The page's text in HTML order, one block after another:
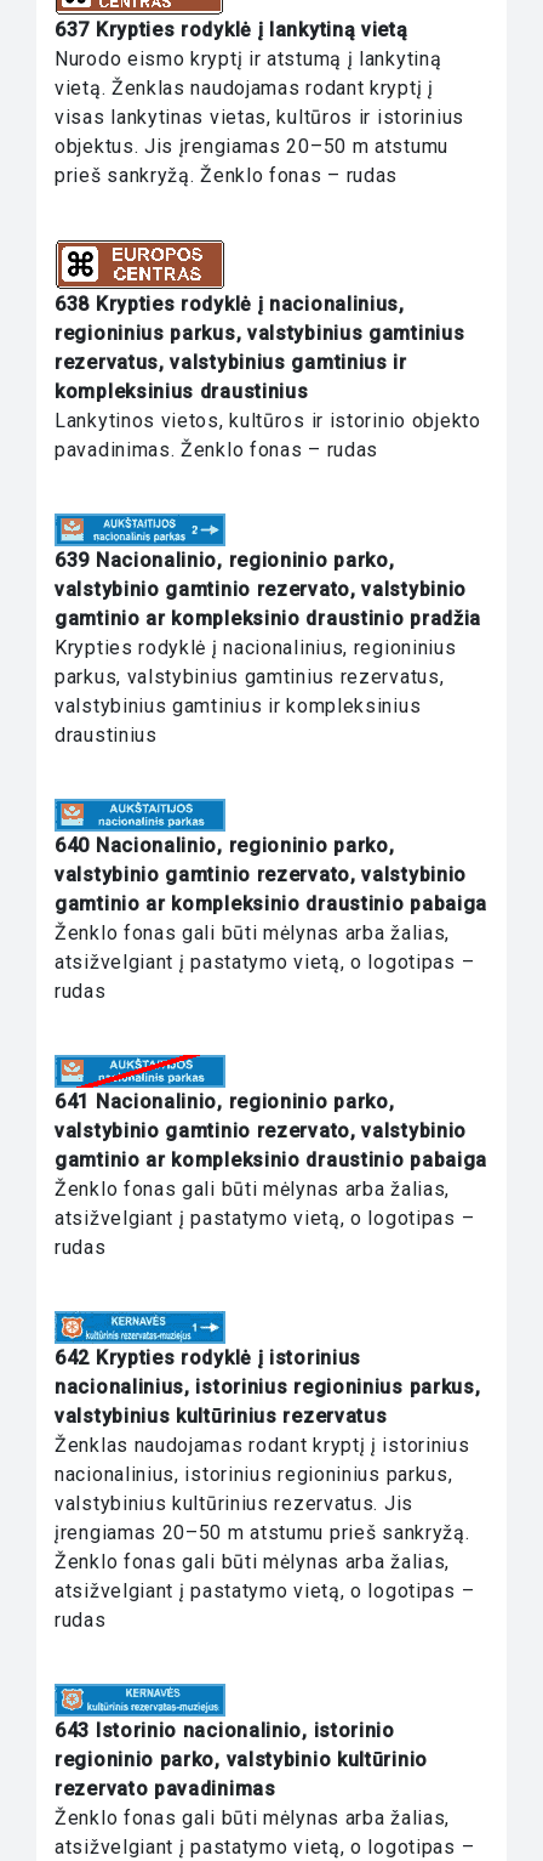
637 Krypties rodyklė į lankytiną vietą
Nurodo eismo kryptį ir atstumą į lankytiną
vietą. Ženklas naudojamas rodant kryptį į
visas lankytinas vietas, kultūros ir istorinius
objektus. Jis įrengiamas 20–50 m atstumu
prieš sankryžą. Ženklo fonas – rudas
638 Krypties rodyklė į nacionalinius,
regioninius parkus, valstybinius gamtinius
rezervatus, valstybinius gamtinius ir
kompleksinius draustinius
Lankytinos vietos, kultūros ir istorinio objekto
pavadinimas. Ženklo fonas – rudas
639 Nacionalinio, regioninio parko,
valstybinio gamtinio rezervato, valstybinio
gamtinio ar kompleksinio draustinio pradžia
Krypties rodyklė į nacionalinius, regioninius
parkus, valstybinius gamtinius rezervatus,
valstybinius gamtinius ir kompleksinius
draustinius
640 Nacionalinio, regioninio parko,
valstybinio gamtinio rezervato, valstybinio
gamtinio ar kompleksinio draustinio pabaiga
Ženklo fonas gali būti mėlynas arba žalias,
atsižvelgiant į pastatymo vietą, o logotipas –
rudas
641 Nacionalinio, regioninio parko,
valstybinio gamtinio rezervato, valstybinio
gamtinio ar kompleksinio draustinio pabaiga
Ženklo fonas gali būti mėlynas arba žalias,
atsižvelgiant į pastatymo vietą, o logotipas –
rudas
642 Krypties rodyklė į istorinius
nacionalinius, istorinius regioninius parkus,
valstybinius kultūrinius rezervatus
Ženklas naudojamas rodant kryptį į istorinius
nacionalinius, istorinius regioninius parkus,
valstybinius kultū­rinius rezervatus. Jis
įrengiamas 20–50 m atstumu prieš sankryžą.
Ženklo fonas gali būti mėlynas arba žalias,
atsižvelgiant į pastatymo vietą, o logotipas –
rudas
643 Istorinio nacionalinio, istorinio
regioninio parko, valstybinio kultūrinio
rezervato pavadinimas
Ženklo fonas gali būti mėlynas arba žalias,
atsižvelgiant į pastatymo vietą, o logotipas –